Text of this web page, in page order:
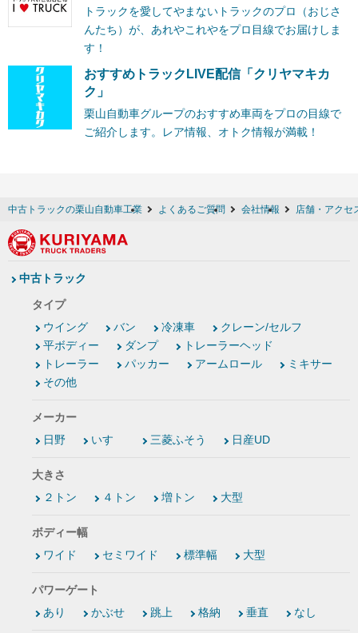
トラックを愛してやまないトラックのプロ（おじさ
んたち）が、あれやこれやをプロ目線でお届けしま
す！
おすすめトラックLIVE配信「クリヤマキカ
ク」
栗山自動車グループのおすすめ車両をプロの目線で
ご紹介します。レア情報、オトク情報が満載！
中古トラックの栗山自動車工業 よくあるご質問 会社情報 店舗・アクセ
中古トラック
タイプ
ウイング
バン 冷凍車
クレーン/セルフ
平ボディー
ダンプ
トレーラーヘッド
トレーラー
パッカー アームロール
ミキサー
その他
メーカー
日野
いすゞ 三菱ふそう 日産UD
大きさ
２トン
４トン 増トン 大型
ボディー幅
ワイド
セミワイド 標準幅 大型
パワーゲート
あり
かぶせ 跳上 格納 垂直 なし